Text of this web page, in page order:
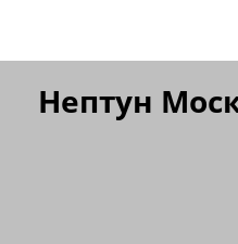
Нептун